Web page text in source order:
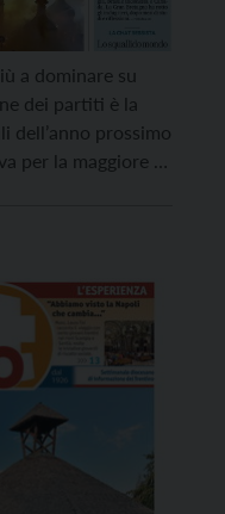
a dominare su
dei partiti è la
dell’anno prossimo
per la maggiore è